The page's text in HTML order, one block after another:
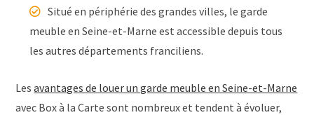
Situé en périphérie des grandes villes, le garde
meuble en Seine-et-Marne est accessible depuis tous
les autres départements franciliens.
Lesavantages de louer un garde meuble en Seine-et-Marne
avec Box à la Carte sont nombreux et tendent à évoluer,